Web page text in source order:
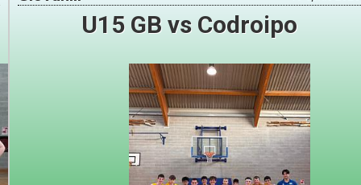
U15 GB vs Codroipo